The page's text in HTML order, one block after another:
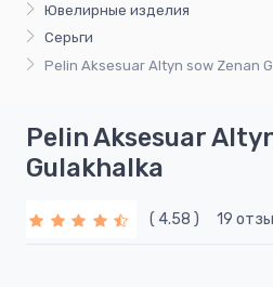
Ювелирные изделия
Серьги
Pelin Aksesuar Altyn sow Zenan
Pelin Aksesuar
Gulakhalka
( 4.58 ) 19